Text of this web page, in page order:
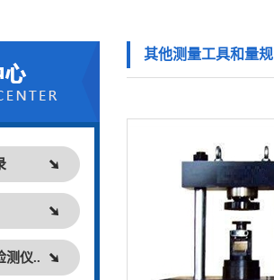
测仪..
其他测量工具和量规